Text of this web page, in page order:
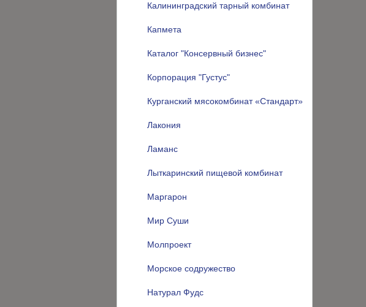
Калининградский тарный комбинат
Капмета
Каталог "Консервный бизнес"
Корпорация "Густус"
Курганский мясокомбинат «Стандарт»
Лакония
Ламанс
Лыткаринский пищевой комбинат
Маргарон
Мир Суши
Молпроект
Морское содружество
Натурал Фудс